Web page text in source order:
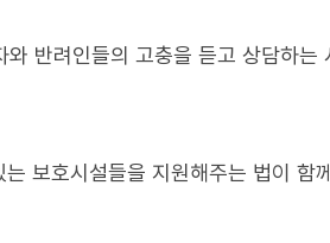
반려인들의 고충을 듣고 상담하는
보호시설들을 지원해주는 법이 함께